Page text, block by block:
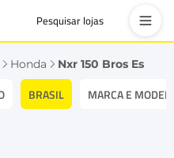
Pesquisar lojas
Honda Nxr 150 Bros Es
BRASIL MARCA E